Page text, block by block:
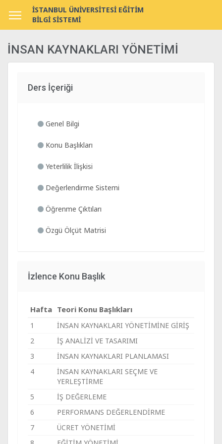
İSTANBUL ÜNİVERSİTESİ EĞİTİM
BİLGİ SİSTEMİ
İNSAN KAYNAKLARI YÖNETİMİ
Ders İçeriği
Genel Bilgi
Konu Başlıkları
Yeterlilik İlişkisi
Değerlendirme Sistemi
Öğrenme Çıktıları
Özgü Ölçüt Matrisi
İzlence Konu Başlık
Hafta Teori Konu Başlıkları
1
İNSAN KAYNAKLARI YÖNETİMİNE GİRİŞ
2
İŞ ANALİZİ VE TASARIMI
3
İNSAN KAYNAKLARI PLANLAMASI
4
İNSAN KAYNAKLARI SEÇME VE
YERLEŞTİRME
5
İŞ DEĞERLEME
6
PERFORMANS DEĞERLENDİRME
7
ÜCRET YÖNETİMİ